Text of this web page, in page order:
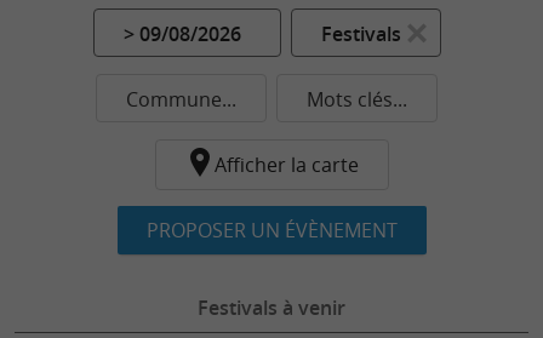
> 09/08/2026 Festivals
Commune... Mots clés...
Afficher la carte
PROPOSER UN ÉVÈNEMENT
Festivals à venir